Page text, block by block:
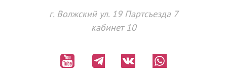
г. Волжский ул. 19 Партсъезда 7
кабинет 10